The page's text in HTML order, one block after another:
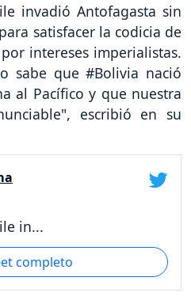
invadió Antofagasta sin
satisfacer la codicia de
intereses imperialistas.
sabe que #Bolivia nació
al Pacífico y que nuestra
escribió en su
in...
completo